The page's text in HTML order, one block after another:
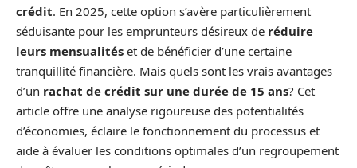
crédit. En 2025, cette option s’avère particulièrement
séduisante pour les emprunteurs désireux de réduire
leurs mensualités et de bénéficier d’une certaine
tranquillité financière. Mais quels sont les vrais avantages
d’un rachat de crédit sur une durée de 15 ans? Cet
article offre une analyse rigoureuse des potentialités
d’économies, éclaire le fonctionnement du processus et
aide à évaluer les conditions optimales d’un regroupement